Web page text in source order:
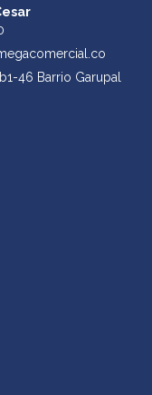
46 Barrio Garupal